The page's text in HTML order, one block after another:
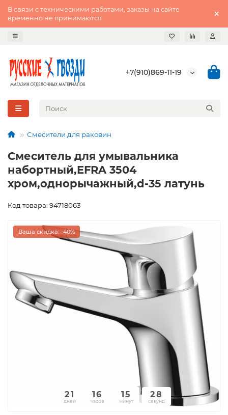
В связи с техническими работами, заказы на сайте
временно не принимаются
+7(910)869-11-19
Смесители для раковин
Смеситель для умывальника
набортный,EFRA 3504
хром,однорычажный,d-35 латунь
Код товара: 94718063
Ваша скидка: -40%
21
дней
16
часов
15
минут
28
секунд